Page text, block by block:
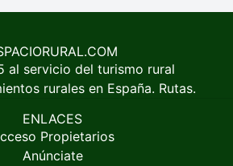
al servicio del turismo rural
rurales en España. Rutas.
ENLACES
Propietarios
Anúnciate